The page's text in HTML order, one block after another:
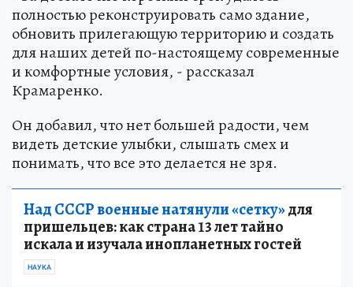
полностью реконструировать само здание,
обновить прилегающую территорию и создать
для наших детей по-настоящему современные
и комфортные условия, - рассказал
Крамаренко.
Он добавил, что нет большей радости, чем
видеть детские улыбки, слышать смех и
понимать, что все это делается не зря.
Над СССР военные натянули «сетку»для
пришельцев: как страна 13 лет тайно
искала и изучала инопланетных гостей
НАУКА